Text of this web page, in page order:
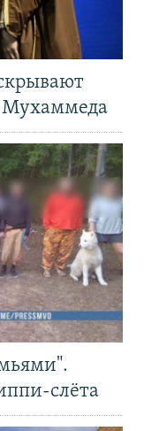
Мухаммеда
слёта